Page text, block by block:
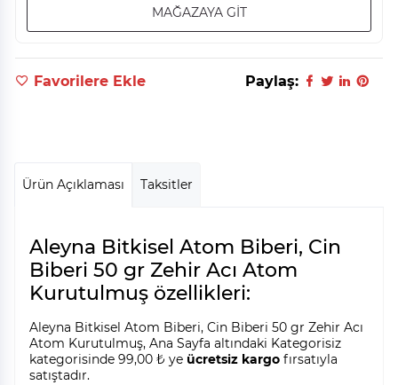
MAĞAZAYA GİT
Favorilere Ekle Paylaş:
Ürün Açıklaması Taksitler
Aleyna Bitkisel Atom Biberi, Cin
Biberi 50 gr Zehir Acı Atom
Kurutulmuş özellikleri:
Aleyna Bitkisel Atom Biberi, Cin Biberi 50 gr Zehir Acı
Atom Kurutulmuş, Ana Sayfa altındaki Kategorisiz
kategorisinde 99,00 ₺ ye ücretsiz kargo fırsatıyla
satıştadır.